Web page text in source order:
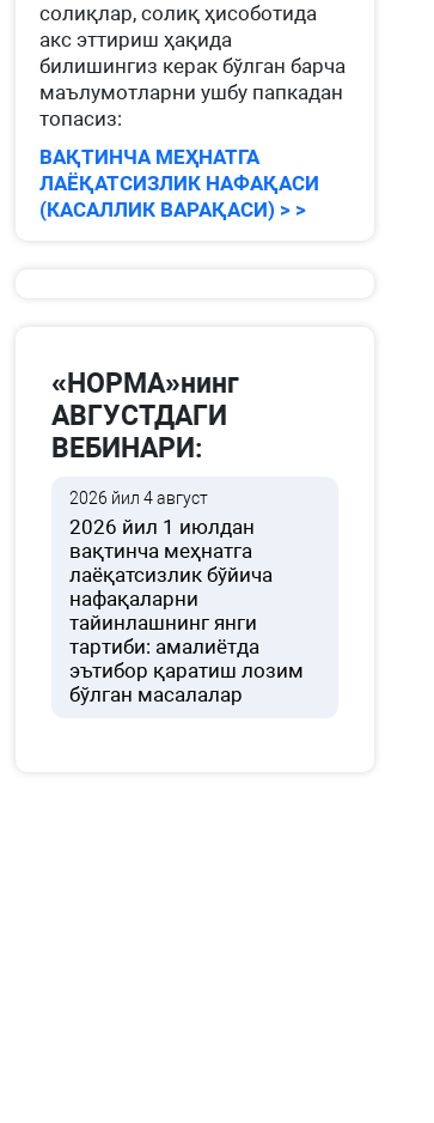
солиқлар, солиқ ҳисоботида
акс эттириш ҳақида
билишингиз керак бўлган барча
маълумотларни ушбу папкадан
топасиз:
ВАҚТИНЧА МЕҲНАТГА
ЛАЁҚАТСИЗЛИК НАФАҚАСИ
(КАСАЛЛИК ВАРАҚАСИ) > >
«НОРМА»нинг
АВГУСТДАГИ
ВЕБИНАРИ:
2026 йил 4 август
2026 йил 1 июлдан
вақтинча меҳнатга
лаёқатсизлик бўйича
нафақаларни
тайинлашнинг янги
тартиби: амалиётда
эътибор қаратиш лозим
бўлган масалалар